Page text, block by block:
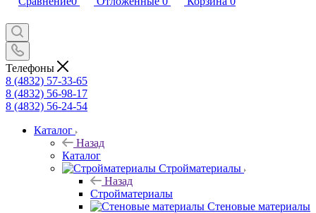
Телефоны
8 (4832) 57-33-65
8 (4832) 56-98-17
8 (4832) 56-24-54
Каталог
Назад
Каталог
Стройматериалы
Назад
Стройматериалы
Стеновые материалы